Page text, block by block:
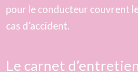
pour le conducteur couvrent
cas d’accident.
Le carnet d’entretien